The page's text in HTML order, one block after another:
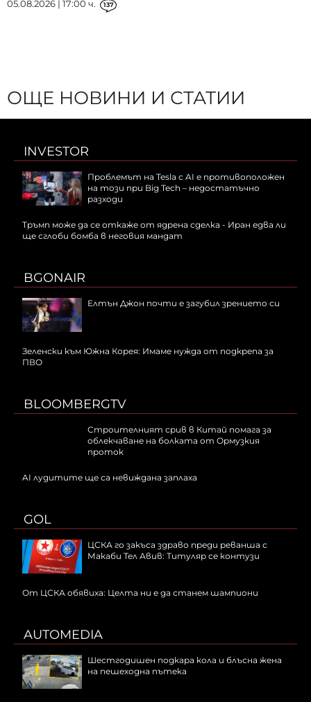
05.08.2026 | 17:00 ч. 137
ОЩЕ НОВИНИ И СТАТИИ
INVESTOR
Проблемът на Tesla с AI е противоположен
на този при Big Tech – недостатъчно
разходи
Тръмп може да се откаже от ядрена сделка - Иран едва ли
ще сглоби бомба в неговия мандат
BGONAIR
Елтън Джон почти е загубил зрението си
Зеленски към Южна Корея: Имаме нужда от подкрепа за
ПВО
BLOOMBERGTV
Строителният срив в Китай помага за
облекчаване на болката от Ормузкия
проток
AI лудитите ще са невижданa заплаха
GOL
ЦСКА го закъса здраво преди реванша с
Макаби Тел Авив: Титуляр се контузи
От ЦСКА обявиха: Целта ни е да станем шампиони
AUTOMEDIA
Шестгодишен подкара кола и блъсна жена
на пешеходна пътека